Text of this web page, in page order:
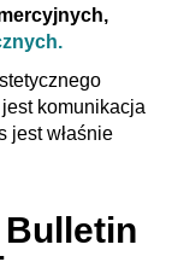
komunikacja
jest właśnie
Bulletin